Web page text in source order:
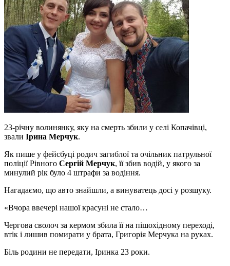
23-річну волинянку, яку на смерть збили у селі Копачівці,
звали Ірина Мерчук.
Як пише у фейсбуці родич загиблої та очільник патрульної
поліції Рівного Сергій Мерчук, її збив водій, у якого за
минулий рік було 4 штрафи за водіння.
Нагадаємо, що авто знайшли, а винуватець досі у розшуку.
«Вчора ввечері нашої красуні не стало…
Чергова сволоч за кермом збила її на пішохідному переході,
втік і лишив помирати у брата, Григорія Мерчука на руках.
Біль родини не передати, Іринка 23 роки.